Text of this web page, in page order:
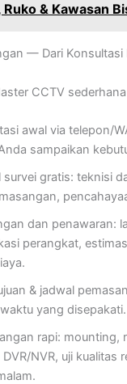
& Kawasan
— Dari Konsultasi
CCTV
awal via telepon/
sampaikan
survei gratis: teknisi
dan penawaran:
perangkat,
& jadwal
yang disepakati.
rapi: mounting,
NVR, uji kualitas